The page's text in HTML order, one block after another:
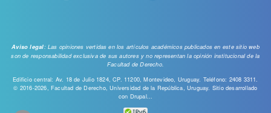
Aviso legal: Las opiniones vertidas en los artículos académicos publicados en este sitio web
son de responsabilidad exclusiva de sus autores y no representan la opinión institucional de la
Facultad de Derecho.
Edificio central: Av. 18 de Julio 1824, CP. 11200, Montevideo, Uruguay. Teléfono: 2408 3311.
© 2016-2026, Facultad de Derecho, Universidad de la República, Uruguay. Sitio desarrollado
con Drupal...